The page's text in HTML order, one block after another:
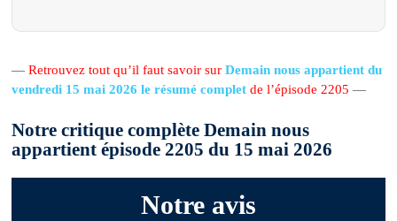
—Retrouvez tout qu’il faut savoir surDemain nous appartient du
vendredi 15 mai 2026 le résumé complet de l’épisode 2205 —
Notre critique complète Demain nous
appartient épisode 2205 du 15 mai 2026
Notre avis